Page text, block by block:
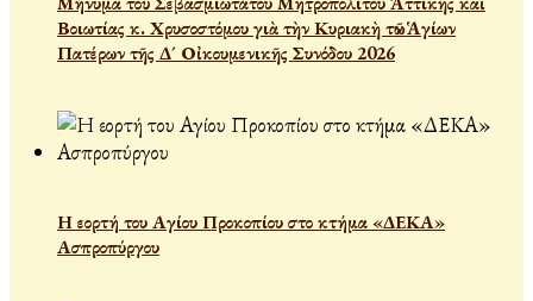
Βοιωτίας κ. Χρυσοστόμου γιὰ τὴν Κυριακὴ τῶν Ἁγίων
Πατέρων τῆς Δ´ Οἰκουμενικῆς Συνόδου 2026
Η εορτή του Αγίου Προκοπίου στο κτήμα «ΔΕΚΑ»
Ασπροπύργου